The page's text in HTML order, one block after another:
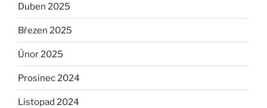
Duben 2025
Březen 2025
Únor 2025
Prosinec 2024
Listopad 2024